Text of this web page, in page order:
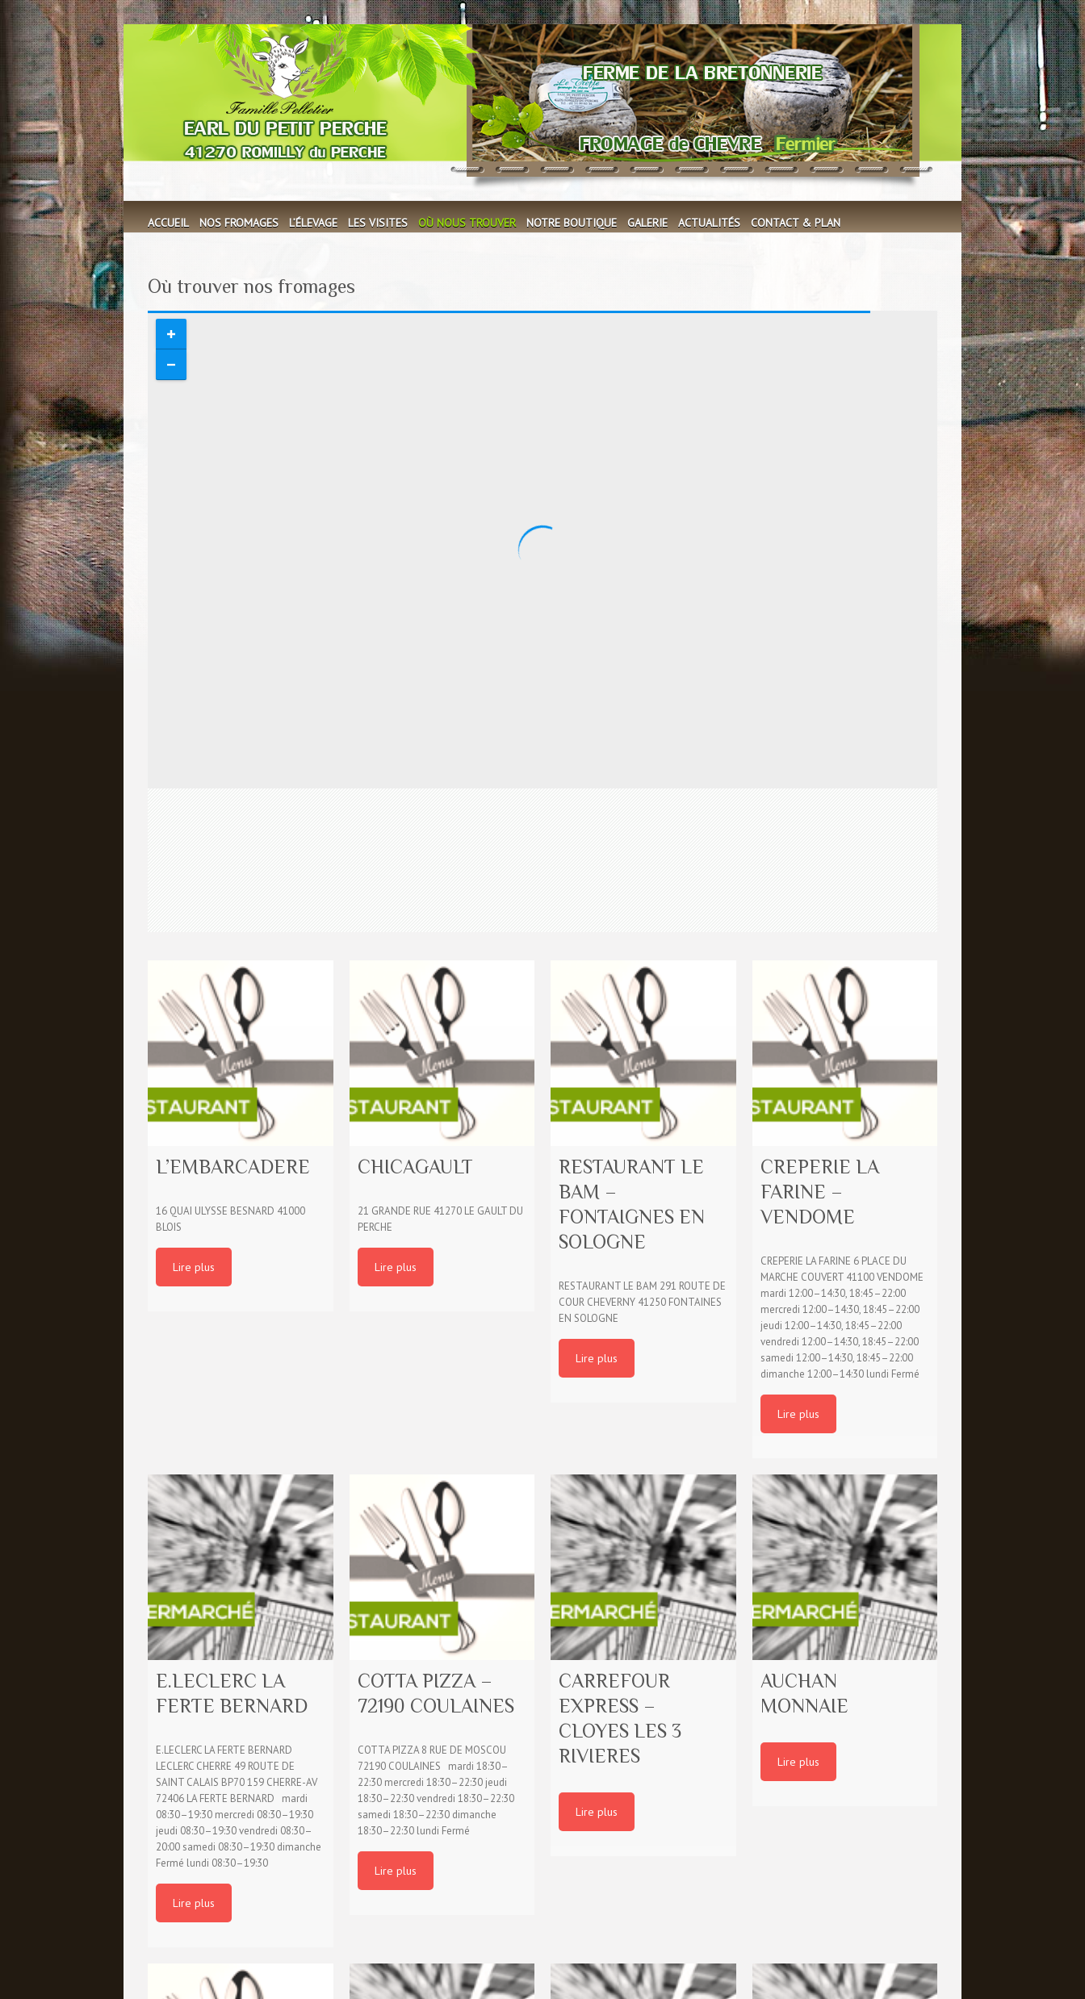
ACCUEIL NOS FROMAGES L’ÉLEVAGE LES VISITES OÙ NOUS TROUVER NOTRE BOUTIQUE GALERIE ACTUALITÉS CONTACT & PLAN
Où trouver nos fromages
L’EMBARCADERE
16 QUAI ULYSSE BESNARD 41000
BLOIS
Lire plus
CHICAGAULT
21 GRANDE RUE 41270 LE GAULT DU
PERCHE
Lire plus
RESTAURANT LE
BAM –
FONTAIGNES EN
SOLOGNE
RESTAURANT LE BAM 291 ROUTE DE
COUR CHEVERNY 41250 FONTAINES
EN SOLOGNE
Lire plus
CREPERIE LA
FARINE –
VENDOME
CREPERIE LA FARINE 6 PLACE DU
MARCHE COUVERT 41100 VENDOME
mardi 12:00–14:30, 18:45–22:00
mercredi 12:00–14:30, 18:45–22:00
jeudi 12:00–14:30, 18:45–22:00
vendredi 12:00–14:30, 18:45–22:00
samedi 12:00–14:30, 18:45–22:00
dimanche 12:00–14:30 lundi Fermé
Lire plus
E.LECLERC LA
FERTE BERNARD
E.LECLERC LA FERTE BERNARD
LECLERC CHERRE 49 ROUTE DE
SAINT CALAIS BP70 159 CHERRE-AV
72406 LA FERTE BERNARD mardi
08:30–19:30 mercredi 08:30–19:30
jeudi 08:30–19:30 vendredi 08:30–
20:00 samedi 08:30–19:30 dimanche
Fermé lundi 08:30–19:30
Lire plus
COTTA PIZZA –
72190 COULAINES
COTTA PIZZA 8 RUE DE MOSCOU
72190 COULAINES mardi 18:30–
22:30 mercredi 18:30–22:30 jeudi
18:30–22:30 vendredi 18:30–22:30
samedi 18:30–22:30 dimanche
18:30–22:30 lundi Fermé
Lire plus
CARREFOUR
EXPRESS –
CLOYES LES 3
RIVIERES
Lire plus
AUCHAN
MONNAIE
Lire plus